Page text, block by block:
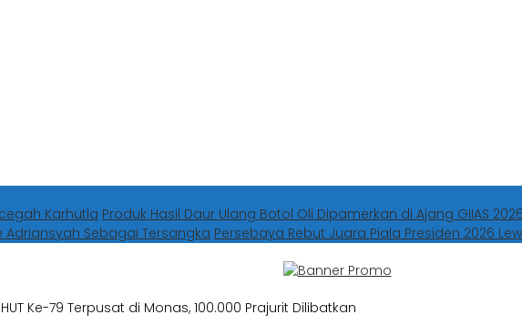
Karhutla Produk Hasil Daur Ulang Botol Oli Dipamerkan di Ajang GIIAS 2026
Adriansyah Sebagai Tersangka Persebaya Rebut Juara Piala Presiden 2026
Ke-79 Terpusat di Monas, 100.000 Prajurit Dilibatkan